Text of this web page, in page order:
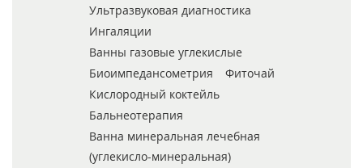
Ультразвуковая диагностика
Ингаляции
Ванны газовые углекислые
Биоимпедансометрия
Фиточай
Кислородный коктейль
Бальнеотерапия
Ванна минеральная лечебная
(углекисло-минеральная)